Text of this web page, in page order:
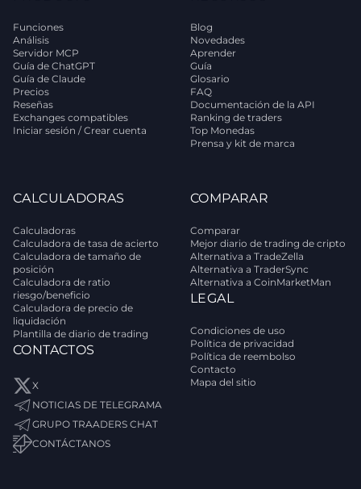
Funciones
Análisis
Servidor MCP
Guía de ChatGPT
Guía de Claude
Precios
Reseñas
Exchanges compatibles
Iniciar sesión / Crear cuenta
Blog
Novedades
Aprender
Guía
Glosario
FAQ
Documentación de la API
Ranking de traders
Top Monedas
Prensa y kit de marca
CALCULADORAS
Calculadoras
Calculadora de tasa de acierto
Calculadora de tamaño de
posición
Calculadora de ratio
riesgo/beneficio
Calculadora de precio de
liquidación
Plantilla de diario de trading
CONTACTOS
X
NOTICIAS DE TELEGRAMA
GRUPO TRAADERS CHAT
CONTÁCTANOS
COMPARAR
Comparar
Mejor diario de trading de cripto
Alternativa a TradeZella
Alternativa a TraderSync
Alternativa a CoinMarketMan
LEGAL
Condiciones de uso
Política de privacidad
Política de reembolso
Contacto
Mapa del sitio